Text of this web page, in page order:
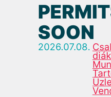
SOON
2026.07.08.